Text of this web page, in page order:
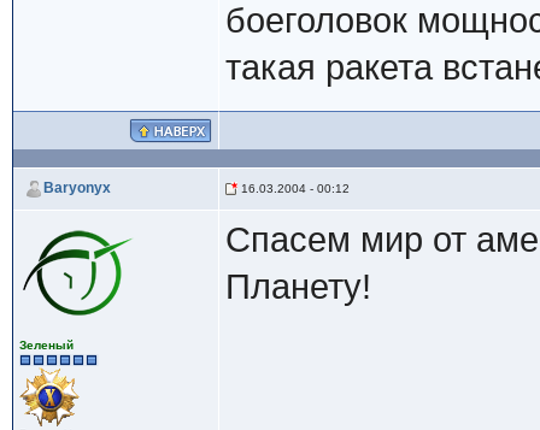
боеголовок
такая ракета
Baryonyx 16.03.2004 - 00:12
Зеленый
Спасем мир от
Планету!